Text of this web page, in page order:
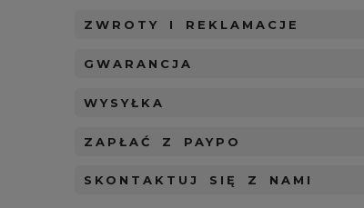
ZWROTY I REKLAMACJE
GWARANCJA
WYSYŁKA
ZAPŁAĆ Z PAYPO
SKONTAKTUJ SIĘ Z NAMI